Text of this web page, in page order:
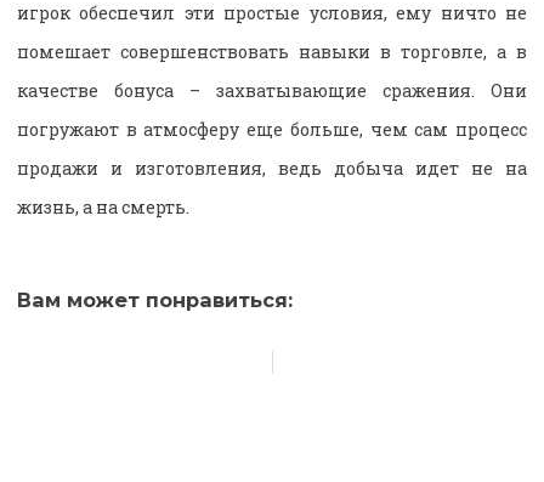
игрок обеспечил эти простые условия, ему ничто не
помешает совершенствовать навыки в торговле, а в
качестве бонуса – захватывающие сражения. Они
погружают в атмосферу еще больше, чем сам процесс
продажи и изготовления, ведь добыча идет не на
жизнь, а на смерть.
Вам может понравиться: